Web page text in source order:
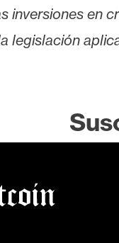
inversiones en
legislación